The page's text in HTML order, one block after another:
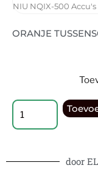
NIU NQIX-500 Accu's
ORANJE
door